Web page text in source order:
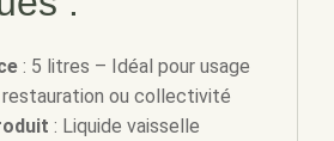
: 5 litres – Idéal pour usage
ou collectivité
: Liquide vaisselle